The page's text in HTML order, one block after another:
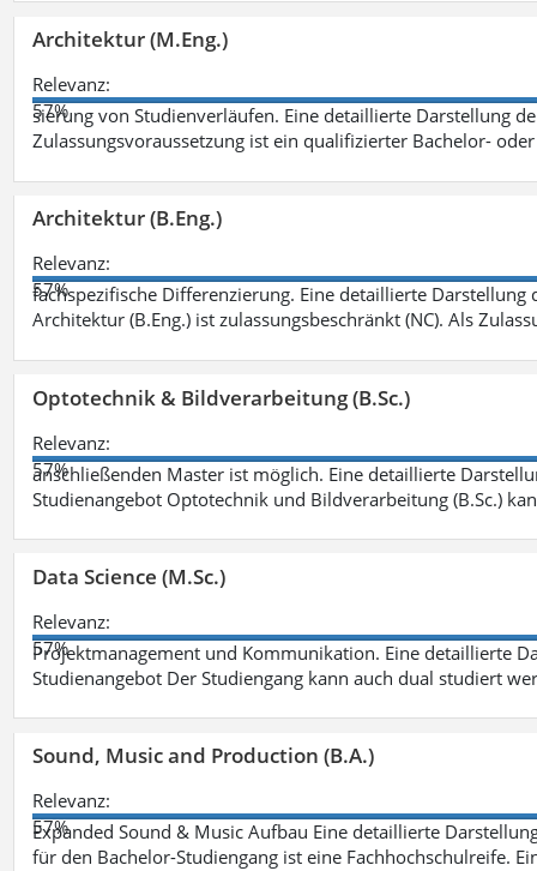
Architektur (M.Eng.)
Relevanz:
57%
sierung von Studienverläufen. Eine detaillierte Darstellung
Zulassungsvoraussetzung ist ein qualifizierter Bachelor-
Architektur (B.Eng.)
Relevanz:
57%
fachspezifische Differenzierung. Eine detaillierte
Architektur (B.Eng.) ist zulassungsbeschränkt (NC). Als
Optotechnik & Bildverarbeitung (B.Sc.)
Relevanz:
57%
anschließenden Master ist möglich. Eine detaillierte
Studienangebot Optotechnik und Bildverarbeitung (B.Sc.)
Data Science (M.Sc.)
Relevanz:
57%
Projektmanagement und Kommunikation. Eine detaillierte
Studienangebot Der Studiengang kann auch dual studiert
Sound, Music and Production (B.A.)
Relevanz:
57%
Expanded Sound & Music Aufbau Eine detaillierte
für den Bachelor-Studiengang ist eine Fachhochschulreife.